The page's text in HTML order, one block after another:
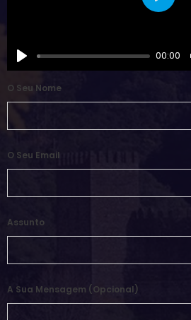
00:00
Play
O Seu Nome
O Seu Email
Assunto
A Sua Mensagem (opcional)